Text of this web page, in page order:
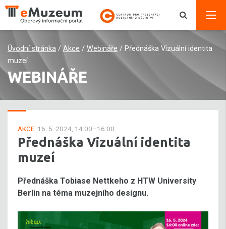
Úvodní stránka / Akce / Webináře / Přednáška Vizuální identita
muzeí
WEBINÁŘE
AKCE: 16. 5. 2024, 14:00–16:00
Přednáška Vizuální identita
muzeí
Přednáška Tobiase Nettkeho z HTW University
Berlin na téma muzejního designu.